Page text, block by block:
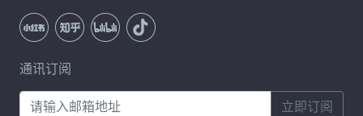
通讯订阅
立即订阅